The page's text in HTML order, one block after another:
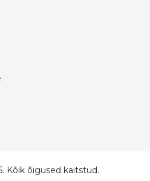
Kõik õigused kaitstud.